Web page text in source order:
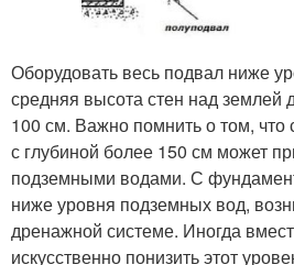
Оборудовать весь подвал ниже
средняя высота стен над землей
100 см. Важно помнить о том, что
с глубиной более 150 см может
подземными водами. С
ниже уровня подземных вод,
дренажной системе. Иногда
искусственно понизить этот